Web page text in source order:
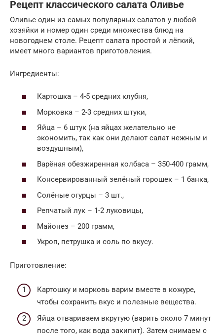
Рецепт классического салата Оливье
Оливье один из самых популярных салатов у любой
хозяйки и номер один среди множества блюд на
новогоднем столе. Рецепт салата простой и лёгкий,
имеет много вариантов приготовления.
Ингредиенты:
Картошка – 4-5 средних клубня,
Морковка – 2-3 средних штуки,
Яйца – 6 штук (на яйцах желательно не
экономить, так как они делают салат нежным и
воздушным),
Варёная обезжиренная колбаса – 350-400 грамм,
Консервированный зелёный горошек – 1 банка,
Солёные огурцы – 3 шт.,
Репчатый лук – 1-2 луковицы,
Майонез – 200 грамм,
Укроп, петрушка и соль по вкусу.
Приготовление:
Картошку и морковь варим вместе в кожуре,
чтобы сохранить вкус и полезные вещества.
Яйца отвариваем вкрутую (варить около 7 минут
после того, как вода закипит). Затем снимаем с